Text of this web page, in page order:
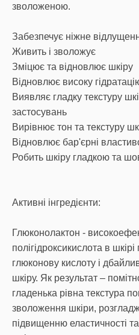
зволоженою.
Забезпечує ніжне
Живить і зволожує
Зміцює та відновлює шкіру
Відновлює високу
Виявляє гладку текстуру
застосувань
Вирівнює тон та текстуру
Відновлює бар'єрні
Робить шкіру гладкою та
Активні інгредієнти:
Глюконолактон -
полігідроксикислота в
глюконову кислоту і
шкіру. Як результат –
гладенька рівна текстура
зволоження шкіри,
підвищенню еластичності